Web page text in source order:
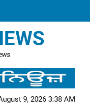
9, 2026 3:38 AM